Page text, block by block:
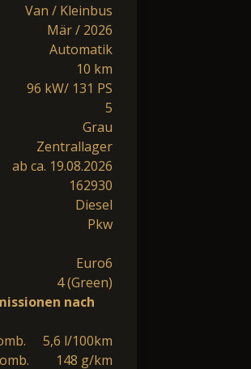
Van / Kleinbus
Mär / 2026
Automatik
10 km
96 kW/ 131 PS
5
Grau
Zentrallager
ab ca. 19.08.2026
162930
Diesel
Pkw
Euro6
4 (Green)
nach
5,6 l/100km
148 g/km